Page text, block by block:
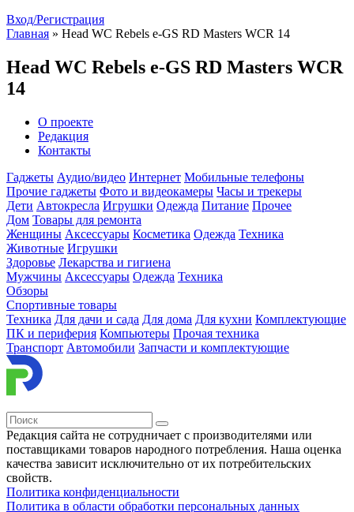
Вход/Регистрация
Главная » Head WC Rebels e-GS RD Masters WCR 14
Head WC Rebels e-GS RD Masters WCR
14
О проекте
Редакция
Контакты
Гаджеты Аудио/видео Интернет Мобильные телефоны
Прочие гаджеты Фото и видеокамеры Часы и трекеры
Дети Автокресла Игрушки Одежда Питание Прочее
Дом Товары для ремонта
Женщины Аксессуары Косметика Одежда Техника
Животные Игрушки
Здоровье Лекарства и гигиена
Мужчины Аксессуары Одежда Техника
Обзоры
Спортивные товары
Техника Для дачи и сада Для дома Для кухни Комплектующие
ПК и периферия Компьютеры Прочая техника
Транспорт Автомобили Запчасти и комплектующие
Редакция сайта не сотрудничает с производителями или
поставщиками товаров народного потребления. Наша оценка
качества зависит исключительно от их потребительских
свойств.
Политика конфиденциальности
Политика в области обработки персональных данных